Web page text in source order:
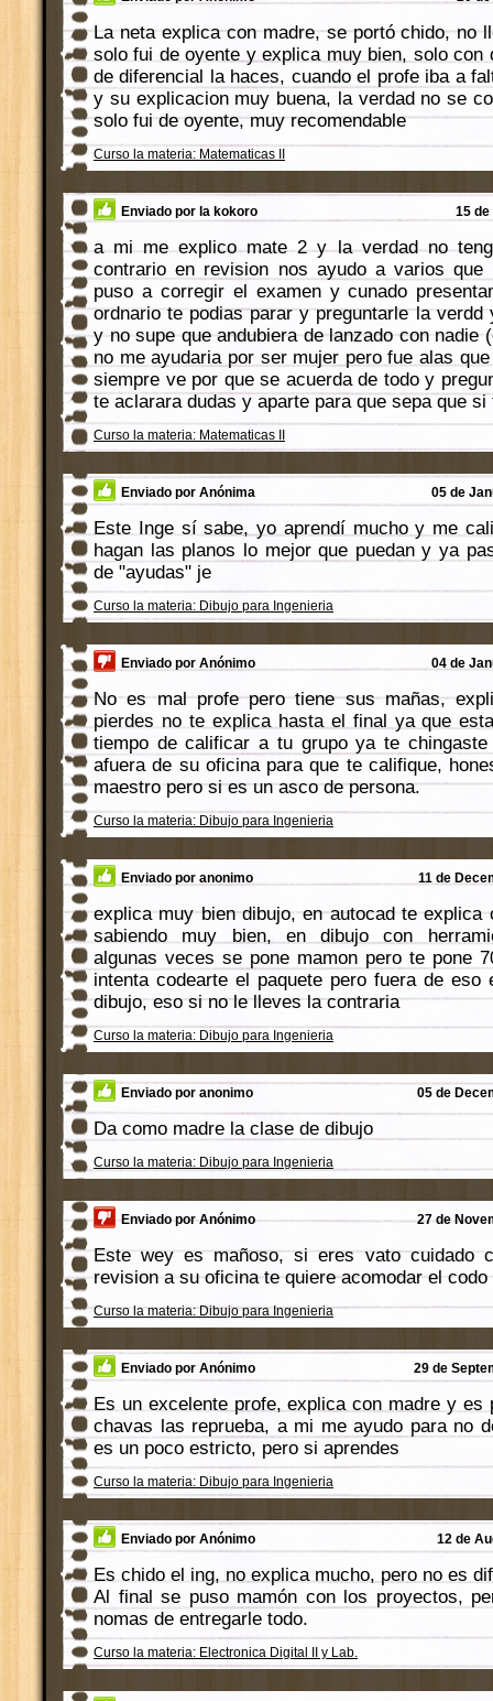
La neta explica con madre, se portó chido, no
solo fui de oyente y explica muy bien, solo con
de diferencial la haces, cuando el profe iba a
y su explicacion muy buena, la verdad no se
solo fui de oyente, muy recomendable
Curso la materia: Matematicas II
Enviado por la kokoro 15 de
a mi me explico mate 2 y la verdad no
contrario en revision nos ayudo a varios que
puso a corregir el examen y cunado
ordnario te podias parar y preguntarle la verdd
y no supe que andubiera de lanzado con nadie
no me ayudaria por ser mujer pero fue alas
siempre ve por que se acuerda de todo y
te aclarara dudas y aparte para que sepa que si
Curso la materia: Matematicas II
Enviado por Anónima 05 de
Este Inge sí sabe, yo aprendí mucho y me
hagan las planos lo mejor que puedan y ya
de "ayudas" je
Curso la materia: Dibujo para Ingenieria
Enviado por Anónimo 04 de
No es mal profe pero tiene sus mañas,
pierdes no te explica hasta el final ya que
tiempo de calificar a tu grupo ya te chingaste
afuera de su oficina para que te califique,
maestro pero si es un asco de persona.
Curso la materia: Dibujo para Ingenieria
Enviado por anonimo 11 de
explica muy bien dibujo, en autocad te explica
sabiendo muy bien, en dibujo con
algunas veces se pone mamon pero te pone
intenta codearte el paquete pero fuera de eso
dibujo, eso si no le lleves la contraria
Curso la materia: Dibujo para Ingenieria
Enviado por anonimo 05 de
Da como madre la clase de dibujo
Curso la materia: Dibujo para Ingenieria
Enviado por Anónimo 27 de
Este wey es mañoso, si eres vato cuidado
revision a su oficina te quiere acomodar el
Curso la materia: Dibujo para Ingenieria
Enviado por Anónimo 29 de
Es un excelente profe, explica con madre y es
chavas las reprueba, a mi me ayudo para no
es un poco estricto, pero si aprendes
Curso la materia: Dibujo para Ingenieria
Enviado por Anónimo 12 de
Es chido el ing, no explica mucho, pero no es
Al final se puso mamón con los proyectos,
nomas de entregarle todo.
Curso la materia: Electronica Digital II y Lab.